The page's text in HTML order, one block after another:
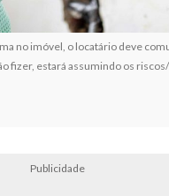
no imóvel, o locatário deve
fizer, estará assumindo os
Publicidade